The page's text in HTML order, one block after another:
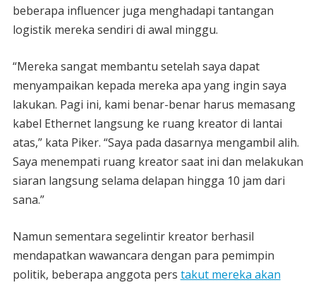
beberapa influencer juga menghadapi tantangan
logistik mereka sendiri di awal minggu.
“Mereka sangat membantu setelah saya dapat
menyampaikan kepada mereka apa yang ingin saya
lakukan. Pagi ini, kami benar-benar harus memasang
kabel Ethernet langsung ke ruang kreator di lantai
atas,” kata Piker. “Saya pada dasarnya mengambil alih.
Saya menempati ruang kreator saat ini dan melakukan
siaran langsung selama delapan hingga 10 jam dari
sana.”
Namun sementara segelintir kreator berhasil
mendapatkan wawancara dengan para pemimpin
politik, beberapa anggota pers takut mereka akan